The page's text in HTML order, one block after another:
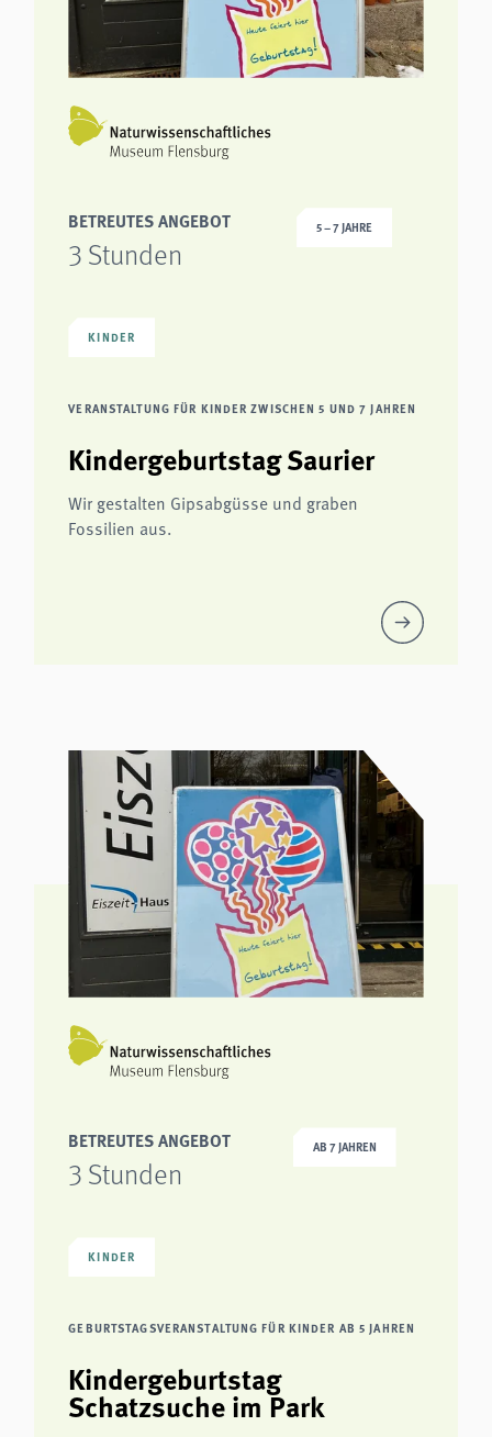
BETREUTES ANGEBOT
3 Stunden
5 – 7 JAHRE
KINDER
VERANSTALTUNG FÜR KINDER ZWISCHEN 5 UND 7 JAHREN
Kindergeburtstag Saurier
Wir gestalten Gipsabgüsse und graben
Fossilien aus.
BETREUTES ANGEBOT
3 Stunden
AB 7 JAHREN
KINDER
GEBURTSTAGSVERANSTALTUNG FÜR KINDER AB 5 JAHREN
Kindergeburtstag
Schatzsuche im Park